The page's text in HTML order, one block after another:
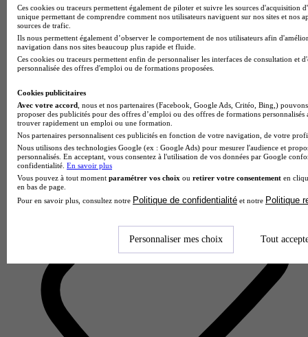
Audencia SciencesCom - MediaCampus
9 avis
Nantes
Ces cookies ou traceurs permettent également de piloter et suivre les sources d'acquisition
unique permettant de comprendre comment nos utilisateurs naviguent sur nos sites et nos
sources de trafic.
Ils nous permettent également d’observer le comportement de nos utilisateurs afin
navigation dans nos sites beaucoup plus rapide et fluide.
Ces cookies ou traceurs permettent enfin de personnaliser les interfaces de consultation et
personnalisée des offres d'emploi ou de formations proposées.
Cookies publicitaires
Avec votre accord , nous et nos partenaires (Facebook, Google Ads, Critéo, Bing,)
proposer des publicités pour des offres d’emploi ou des offres de formations
trouver rapidement un emploi ou une formation.
Nos partenaires personnalisent ces publicités en fonction de votre navigation, de votre
Nous utilisons des technologies Google (ex : Google Ads) pour mesurer l'audience et
personnalisés. En acceptant, vous consentez à l'utilisation de vos données par Google
confidentialité. En savoir plus
Vous pouvez à tout moment paramétrer vos choix ou retirer votre consentement en
en bas de page.
Pour en savoir plus, consultez notre Politique de confidentialité et notre Politique
Personnaliser mes choix Tout